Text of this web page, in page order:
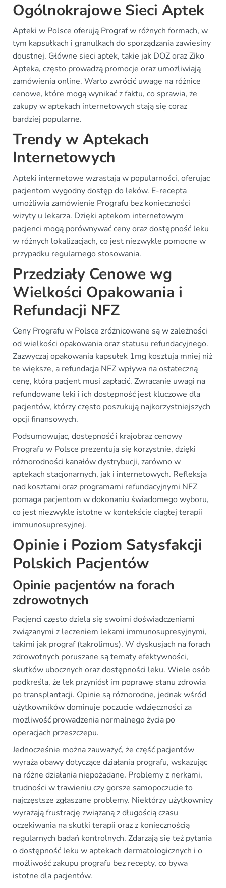
Ogólnokrajowe Sieci Aptek
Apteki w Polsce oferują Prograf w różnych formach, w
tym kapsułkach i granulkach do sporządzania zawiesiny
doustnej. Główne sieci aptek, takie jak DOZ oraz Ziko
Apteka, często prowadzą promocje oraz umożliwiają
zamówienia online. Warto zwrócić uwagę na różnice
cenowe, które mogą wynikać z faktu, co sprawia, że
zakupy w aptekach internetowych stają się coraz
bardziej popularne.
Trendy w Aptekach
Internetowych
Apteki internetowe wzrastają w popularności, oferując
pacjentom wygodny dostęp do leków. E-recepta
umożliwia zamówienie Prografu bez konieczności
wizyty u lekarza. Dzięki aptekom internetowym
pacjenci mogą porównywać ceny oraz dostępność leku
w różnych lokalizacjach, co jest niezwykle pomocne w
przypadku regularnego stosowania.
Przedziały Cenowe wg
Wielkości Opakowania i
Refundacji NFZ
Ceny Prografu w Polsce zróżnicowane są w zależności
od wielkości opakowania oraz statusu refundacyjnego.
Zazwyczaj opakowania kapsułek 1mg kosztują mniej niż
te większe, a refundacja NFZ wpływa na ostateczną
cenę, którą pacjent musi zapłacić. Zwracanie uwagi na
refundowane leki i ich dostępność jest kluczowe dla
pacjentów, którzy często poszukują najkorzystniejszych
opcji finansowych.
Podsumowując, dostępność i krajobraz cenowy
Prografu w Polsce prezentują się korzystnie, dzięki
różnorodności kanałów dystrybucji, zarówno w
aptekach stacjonarnych, jak i internetowych. Refleksja
nad kosztami oraz programami refundacyjnymi NFZ
pomaga pacjentom w dokonaniu świadomego wyboru,
co jest niezwykle istotne w kontekście ciągłej terapii
immunosupresyjnej.
Opinie i Poziom Satysfakcji
Polskich Pacjentów
Opinie pacjentów na forach
zdrowotnych
Pacjenci często dzielą się swoimi doświadczeniami
związanymi z leczeniem lekami immunosupresyjnymi,
takimi jak prograf (takrolimus). W dyskusjach na forach
zdrowotnych poruszane są tematy efektywności,
skutków ubocznych oraz dostępności leku. Wiele osób
podkreśla, że lek przyniósł im poprawę stanu zdrowia
po transplantacji. Opinie są różnorodne, jednak wśród
użytkowników dominuje poczucie wdzięczności za
możliwość prowadzenia normalnego życia po
operacjach przeszczepu.
Jednocześnie można zauważyć, że część pacjentów
wyraża obawy dotyczące działania prografu, wskazując
na różne działania niepożądane. Problemy z nerkami,
trudności w trawieniu czy gorsze samopoczucie to
najczęstsze zgłaszane problemy. Niektórzy użytkownicy
wyrażają frustrację związaną z długością czasu
oczekiwania na skutki terapii oraz z koniecznością
regularnych badań kontrolnych. Zdarzają się też pytania
o dostępność leku w aptekach dermatologicznych i o
możliwość zakupu prografu bez recepty, co bywa
istotne dla pacjentów.